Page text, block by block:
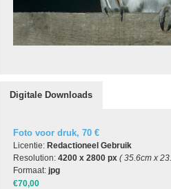
Digitale Downloads
Foto voor druk, 70 €
Licentie: Redactioneel Gebruik
Resolution: 4200 x 2800 px ( 35.6cm x
Formaat: jpg
€70,00